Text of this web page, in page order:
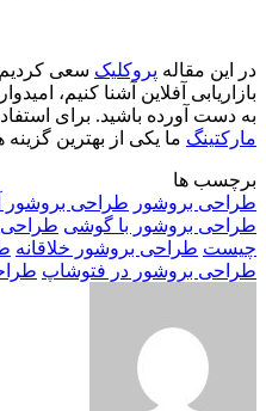
در این مقاله پروکلیک سعی کردیم
بازاریابی آفلاین آشنا کنیم،
به دست آورده باشید. برای استفاده
مارکتینگ ما یکی از بهترین
برچسب ها
طراحی بروشور طراحی بروشور
طراحی بروشور با گوشی طراحی
چیست طراحی بروشور خلاقانه
طراحی بروشور در فتوشاپ